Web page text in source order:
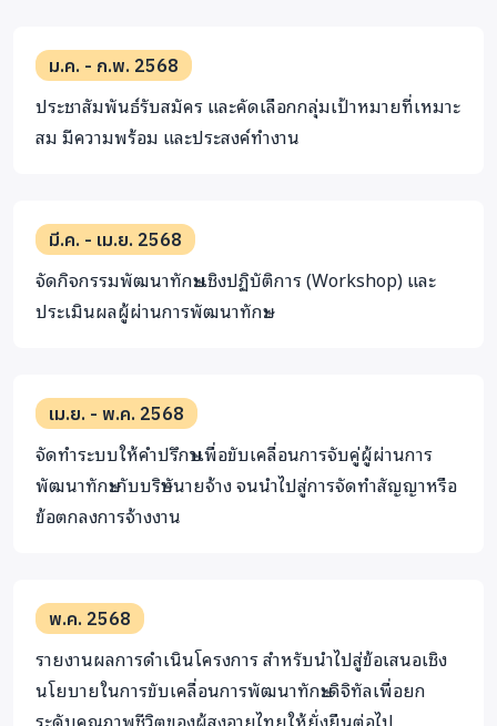
ม.ค. - ก.พ. 2568
ประชาสัมพันธ์รับสมัคร และคัดเลือกกลุ่มเป้าหมายที่เหมาะ
สม มีความพร้อม และประสงค์ทำงาน
มี.ค. - เม.ย. 2568
จัดกิจกรรมพัฒนาทักษะเชิงปฏิบัติการ (Workshop) และ
ประเมินผลผู้ผ่านการพัฒนาทักษะ
เม.ย. - พ.ค. 2568
จัดทำระบบให้คำปรึกษาเพื่อขับเคลื่อนการจับคู่ผู้ผ่านการ
พัฒนาทักษะกับบริษัทนายจ้าง จนนำไปสู่การจัดทำสัญญาหรือ
ข้อตกลงการจ้างงาน
พ.ค. 2568
รายงานผลการดำเนินโครงการ สำหรับนำไปสู่ข้อเสนอเชิง
นโยบายในการขับเคลื่อนการพัฒนาทักษะดิจิทัลเพื่อยก